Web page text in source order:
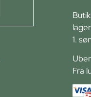
1.
Fra